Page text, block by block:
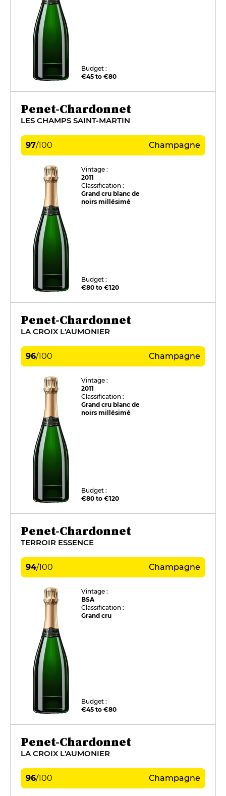
Budget :
€45 to €80
Penet-Chardonnet
LES CHAMPS SAINT-MARTIN
97/100 Champagne
Vintage :
2011
Classification :
Grand cru blanc de
noirs millésimé
Budget :
€80 to €120
Penet-Chardonnet
LA CROIX L'AUMONIER
96/100 Champagne
Vintage :
2011
Classification :
Grand cru blanc de
noirs millésimé
Budget :
€80 to €120
Penet-Chardonnet
TERROIR ESSENCE
94/100 Champagne
Vintage :
BSA
Classification :
Grand cru
Budget :
€45 to €80
Penet-Chardonnet
LA CROIX L'AUMONIER
96/100 Champagne